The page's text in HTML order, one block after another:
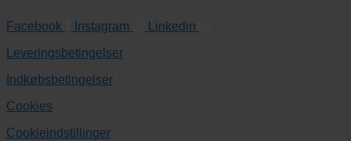
Facebook Instagram
Linkedin
Leveringsbetingelser
Indkøbsbetingelser
Cookies
Cookieindstillinger